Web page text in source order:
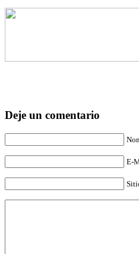
Deje un comentario
E-